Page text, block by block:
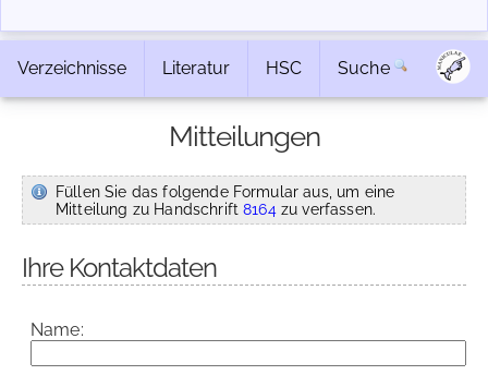
Verzeichnisse Literatur HSC Suche
Mitteilungen
Füllen Sie das folgende Formular aus, um eine
Mitteilung zu Handschrift8164zu verfassen.
Ihre Kontaktdaten
Name: